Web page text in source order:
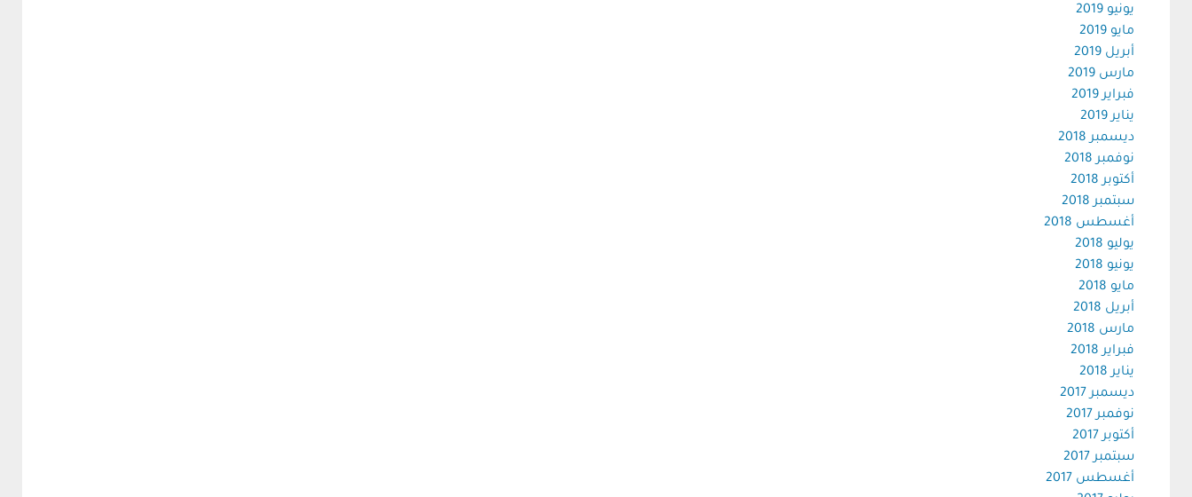
يونيو 2019
مايو 2019
أبريل 2019
مارس 2019
فبراير 2019
يناير 2019
ديسمبر 2018
نوفمبر 2018
أكتوبر 2018
سبتمبر 2018
أغسطس 2018
يوليو 2018
يونيو 2018
مايو 2018
أبريل 2018
مارس 2018
فبراير 2018
يناير 2018
ديسمبر 2017
نوفمبر 2017
أكتوبر 2017
سبتمبر 2017
أغسطس 2017